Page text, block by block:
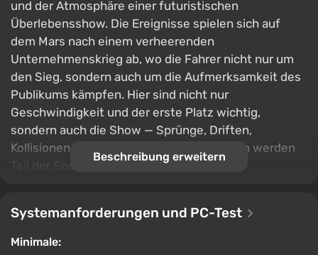
und der Atmosphäre einer futuristischen
Überlebensshow. Die Ereignisse spielen sich auf
dem Mars nach einem verheerenden
Unternehmenskrieg ab, wo die Fahrer nicht nur um
den Sieg, sondern auch um die Aufmerksamkeit des
Publikums kämpfen. Hier sind nicht nur
Geschwindigkeit und der erste Platz wichtig,
sondern auch die Show — Sprünge, Driften,
Kollisionen und das Zerstören von Gegnern werden
verschiedenen Fraktionen teil — Brute Corp,
und Charakter. Das Gameplay kombiniert aggressive
Beschreibung erweitern
Systemanforderungen und PC-Test
Minimale: